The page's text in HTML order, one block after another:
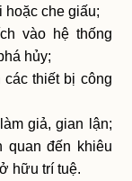
hoặc che giấu;
vào hệ thống
hủy;
thiết bị công
giả, gian lận;
quan đến khiêu
hữu trí tuệ.